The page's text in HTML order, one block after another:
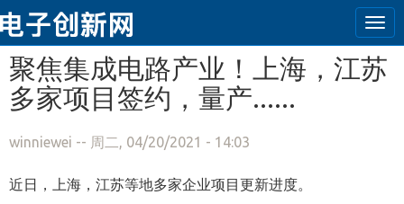
跳转到主要内容
聚焦集成电路产业！上海，江苏
多家项目签约，量产......
winniewei -- 周二, 04/20/2021 - 14:03
近日，上海，江苏等地多家企业项目更新进度。